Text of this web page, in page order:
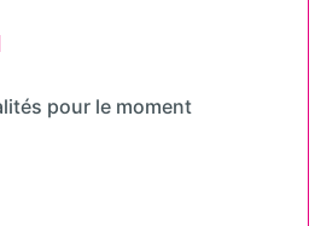
pour le moment